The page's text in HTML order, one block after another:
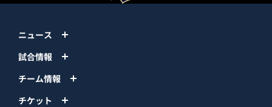
ニュース
試合情報
チーム情報
チケット